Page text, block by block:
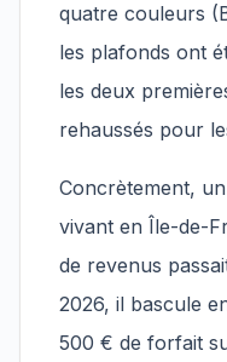
quatre couleurs
les plafonds ont
les deux
rehaussés pour
Concrètement,
vivant en Île-de-
de revenus
2026, il bascule
500 € de forfait